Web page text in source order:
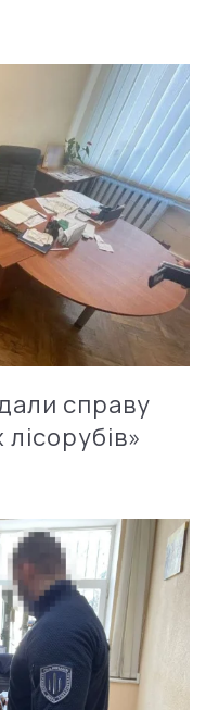
справу